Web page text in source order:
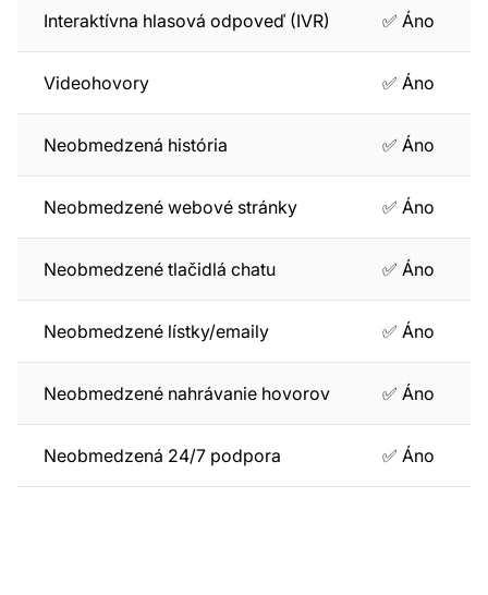
Interaktívna hlasová odpoveď (IVR) ✅ Áno
Videohovory ✅ Áno
Neobmedzená história ✅ Áno
Neobmedzené webové stránky ✅ Áno
Neobmedzené tlačidlá chatu ✅ Áno
Neobmedzené lístky/emaily ✅ Áno
Neobmedzené nahrávanie hovorov ✅ Áno
Neobmedzená 24/7 podpora ✅ Áno